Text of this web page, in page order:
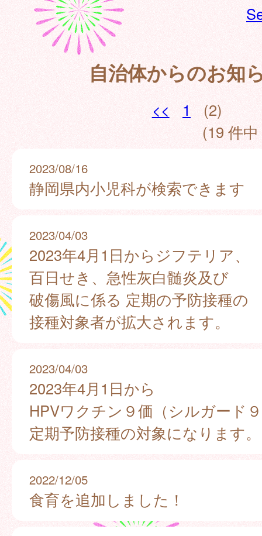
自治体からのお知
<< 1
(2)
(19 件
2023/08/16
静岡県内小児科が検索できます
2023/04/03
2023年4月1日からジフテリア、
百日せき、急性灰白髄炎及び
破傷風に係る 定期の予防接種の
接種対象者が拡大されます。
2023/04/03
2023年4月1日から
HPVワクチン９価（シルガード
定期予防接種の対象になります。
2022/12/05
食育を追加しました！